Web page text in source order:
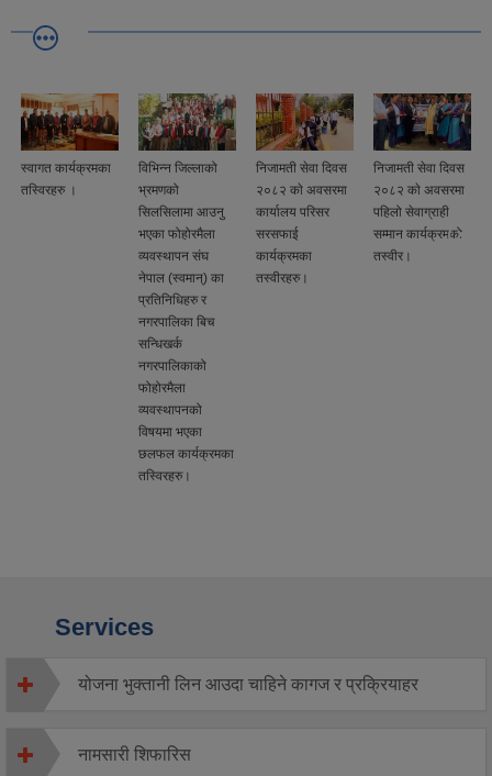
विभिन्न जिल्लाको
भ्रमणको
निजामती सेवा दिवस
२०८२ काे अवसरमा
कार्यालय परिसर
सरसफाई
कार्यक्रमका
तस्वीरहरु।
निजामती सेवा दिवस
२०८२ काे अवसरमा
पहिलो सेवाग्राही
सम्मान कार्यक्रमको
तस्वीर।
नयाँ वर्ष २०८३को
शुभकामना ।
Services
योजना भुक्तानी लिन आउदा चाहिने कागज र प्रक्रियाहर
नामसारी शिफारिस